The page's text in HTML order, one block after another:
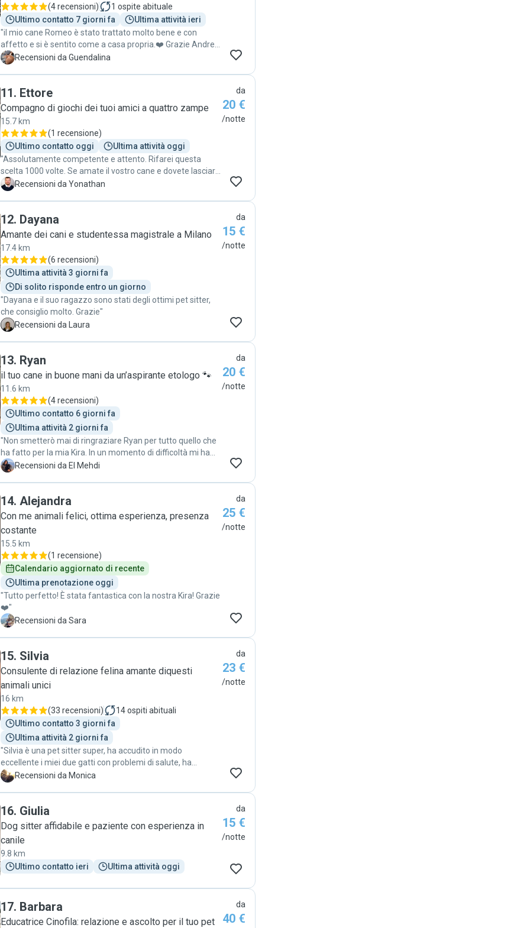
(4 recensioni) 1 ospite abituale
Ultimo contatto 7 giorni fa
Ultima attività ieri
"il mio cane Romeo è stato trattato molto bene e con
affetto e si è sentito come a casa propria.❤️ Grazie Andrea
❤️"
G Recensioni da Guendalina
11. Ettore
​Compagno di giochi dei tuoi amici a quattro zampe
15.7 km
(1 recensione)
Ultimo contatto oggi
Ultima attività oggi
"Assolutamente competente e attento. Rifarei questa
scelta 1000 volte. Se amate il vostro cane e dovete lasciarlo
a qualcuno, Ettore è una scelta ottima! "
Y Recensioni da Yonathan
da
20 €
/notte
12. Dayana
Amante dei cani e studentessa magistrale a Milano
17.4 km
(6 recensioni)
Ultima attività 3 giorni fa
Di solito risponde entro un giorno
"Dayana e il suo ragazzo sono stati degli ottimi pet sitter,
che consiglio molto. Grazie"
L
Recensioni da Laura
da
15 €
/notte
13. Ryan
il tuo cane in buone mani da un’aspirante etologo 🐾
11.6 km
(4 recensioni)
Ultimo contatto 6 giorni fa
Ultima attività 2 giorni fa
"Non smetterò mai di ringraziare Ryan per tutto quello che
ha fatto per la mia Kira. In un momento di difficoltà mi ha
davvero salvato: l’ha accudita con amore, curata con
Consigliatissima a chi cerca una dog sitter affidabile,
premurosa e con un cuore grande per gli animali. ❤️🐾"
E Recensioni da El Mehdi
da
20 €
/notte
14. Alejandra
Con me animali felici, ottima esperienza, presenza
costante
15.5 km
(1 recensione)
Calendario aggiornato di recente
Ultima prenotazione oggi
"Tutto perfetto! È stata fantastica con la nostra Kira! Grazie
❤️"
S Recensioni da Sara
da
25 €
/notte
15. Silvia
Consulente di relazione felina amante diquesti
animali unici
16 km
(33 recensioni) 14ospiti abituali
Ultimo contatto 3 giorni fa
Ultima attività 2 giorni fa
"Silvia è una pet sitter super, ha accudito in modo
eccellente i miei due gatti con problemi di salute, ha
approcciato i gatti in modo molto dolce e rassicurante, al
per la salute dei mici, disponibile anche a cambio di orario
per problemi di traffico. Ci mette davvero il cuore nel suo
lavoro. Consigliatissima 😍"
M Recensioni da Monica
da
23 €
/notte
16. Giulia
Dog sitter affidabile e paziente con esperienza in
canile
9.8 km
Ultimo contatto ieri
Ultima attività oggi
da
15 €
/notte
17. Barbara
Educatrice Cinofila: relazione e ascolto per il tuo pet
da
40 €